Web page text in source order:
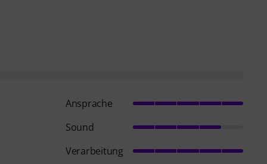
Ansprache
Sound
Verarbeitung